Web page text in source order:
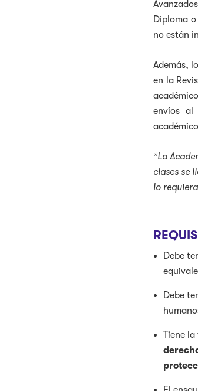
Diploma
no están
Además,
en la
envíos al
*La
clases se
lo
Debe
Debe
Tiene